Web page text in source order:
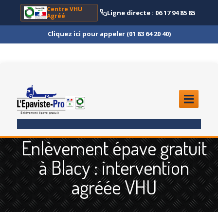
Centre VHU
Agréé
Ligne directe : 06 17 94 85 85
Cliquez ici pour appeler (01 83 64 20 40)
ENLÈVEMENTÉPAVE
Quoi?
Scooteret Moto
Enlèvement épave gratuit
à Blacy : intervention
agréée VHU